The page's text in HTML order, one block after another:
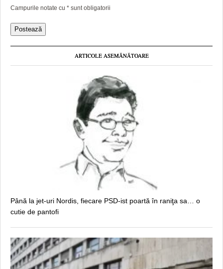
Campurile notate cu * sunt obligatorii
ARTICOLE ASEMĂNĂTOARE
Până la jet-uri Nordis, fiecare PSD-ist poartă în raniţa sa… o
cutie de pantofi